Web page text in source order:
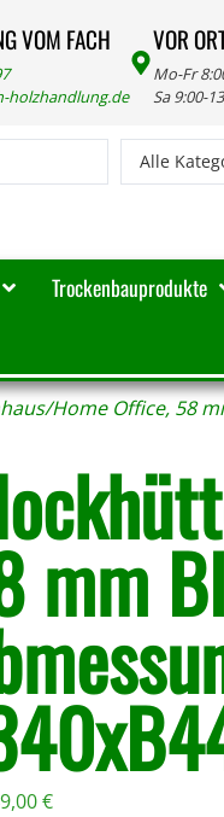
VOM FACH
holzhandlung.de
VOR
Mo-Fr
Sa 9:00-
Alle
Trockenbauprodukte
Home Office, 58
mm
€